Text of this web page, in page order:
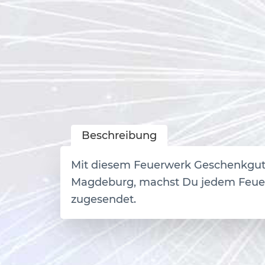
Beschreibung
Mit diesem Feuerwerk
Magdeburg, machst Du jedem
zugesendet.